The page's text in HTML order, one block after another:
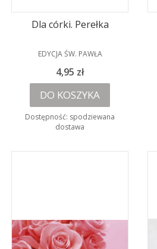
Dla córki. Perełka
PRODUCENT
EDYCJA ŚW. PAWŁA
Cena
4,95 zł
DO KOSZYKA
Dostępność: spodziewana
dostawa